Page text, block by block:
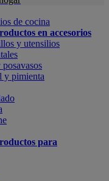
de cocina
en accesorios
y utensilios
y pimienta
para